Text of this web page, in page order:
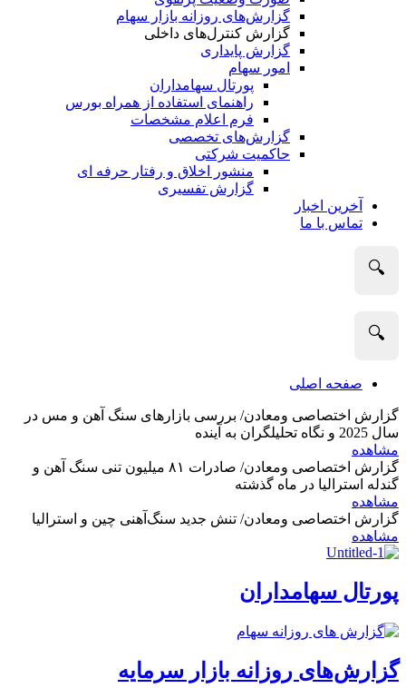
گزارش‌های روزانه بازار سهام
گزارش کنترل‌های داخلی
گزارش پایداری
امور سهام
پورتال سهامداران
راهنمای استفاده از همراه بورس
فرم اعلام مشخصات
گزارش‌های تخصصی
حاکمیت شرکتی
منشور اخلاق و رفتار حرفه­ ای
گزارش تفسیری
آخرین اخبار
تماس با ما
🔍
🔍
صفحه اصلی
گزارش اختصاصی ومعادن/ بررسی بازارهای سنگ آهن و مس در
سال 2025 و نگاه تحلیلگران به آینده
مشاهده
گزارش اختصاصی ومعادن/ صادرات ۸۱ میلیون تنی سنگ آهن و
گندله استرالیا در ماه گذشته
مشاهده
گزارش اختصاصی ومعادن/ تنش جدید سنگ‌آهنی چین و استرالیا
مشاهده
پورتال سهامداران
گزارش‌های روزانه بازار سرمایه